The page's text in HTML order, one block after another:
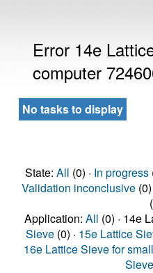
Error 14e
computer
No tasks to display
State: All (0) · In progress
Validation inconclusive(0)
Application: All (0) · 14e
Sieve (0) · 15e Lattice
16e Lattice Sieve for